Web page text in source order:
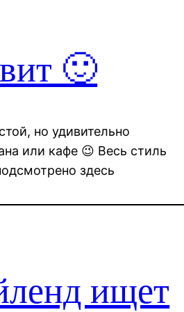
🙂
но удивительно
или кафе 😉 Весь стиль
здесь
ищет